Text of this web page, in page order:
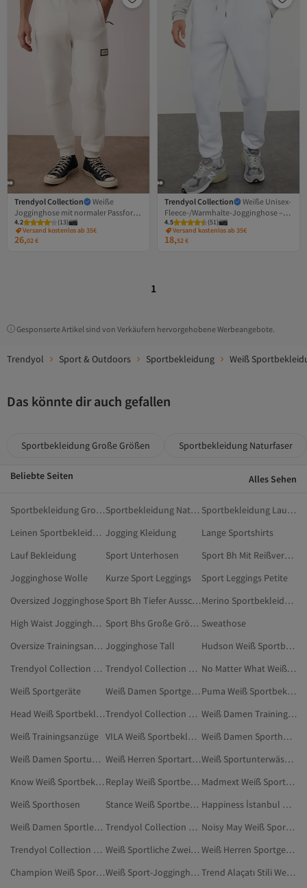
Trendyol Collection
Weiße
Jogginghose mit normaler Passform
und Etikett und Nähten, dicker
Reißverschlusstaschen,
TMNAW26EA00008
4.2 (13)
Versand kostenlos ab 35€
26,02€
Trendyol Collection
Weiße Unisex-
Fleece-/Warmhalte-Jogginghose –
elastisches Bein, reguläre Passform
TMNAW22EA0346
4.5 (51)
Versand kostenlos ab 35€
18,52€
1
Gesponserte Artikel sind von Verkäufern hervorgehobene Werbeangebote.
Trendyol Sport & Outdoors Sportbekleidung Weiß
Das könnte dir auch gefallen
Sportbekleidung Große Größen Sportbekleidung Naturfaser
Beliebte Seiten Alles Sehen
Sportbekleidung Große Größen Sportbekleidung Naturfaser
Sportbekleidung Laufen
Leinen Sportbekleidung Jogging Kleidung
Lange Sportshirts
Lauf Bekleidung
Sport Unterhosen
Sport Bh Mit Reißverschluss
Jogginghose Wolle
Kurze Sport Leggings
Sport Leggings Petite
Oversized Jogginghose
Sport Bh Tiefer Ausschnitt
Merino Sportbekleidung
High Waist Jogginghosen
Sport Bhs Große Größen Sweathose
Oversize Trainingsanzug Jogginghose Tall
Hudson Weiß Sportbekleidung
Trendyol Collection Dunkelblau Sportbekleidung
Trendyol Collection Mehrfarbig Sportbekleidung
No Matter What Weiß Sportbekleidung
Weiß Sportgeräte
Weiß Damen Sportgeräte
Puma Weiß Sportbekleidung
Head Weiß Sportbekleidung
Trendyol Collection Schwarz Sporthosen
Weiß Damen Trainingsanzüge
Weiß Trainingsanzüge
VILA Weiß Sportbekleidung
Weiß Damen Sporthosen
Weiß Damen Sportunterwäsche-Sets
Weiß Herren Sportarten
Weiß Sportunterwäsche-Sets
Know Weiß Sportbekleidung
Replay Weiß Sportbekleidung
Madmext Weiß Sportbekleidung
Weiß Sporthosen
Stance Weiß Sportbekleidung
Happiness İstanbul Weiß Sportbekleidung
Weiß Damen Sportleggings
Trendyol Collection Braun Sportbekleidung
Noisy May Weiß Sportbekleidung
Trendyol Collection Khaki Sportbekleidung
Weiß Sportliche Zweiteilige Sets
Weiß Herren Sportgeräte
Champion Weiß Sportbekleidung
Weiß Sport-Jogginghosen
Trend Alaçatı Stili Weiß Sportbekleidung